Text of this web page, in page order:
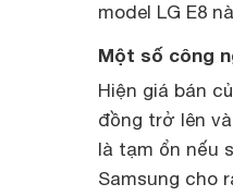
model LG E8
Một số công
Hiện giá bán
đồng trở lên
là tạm ổn nếu
Samsung cho